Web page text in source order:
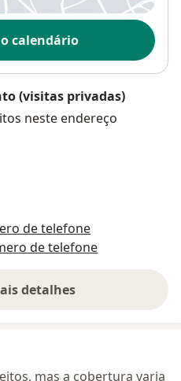
calendário
(visitas privadas)
neste endereço
de telefone
de telefone
detalhes
sobre o endereço
mas a cobertura varia